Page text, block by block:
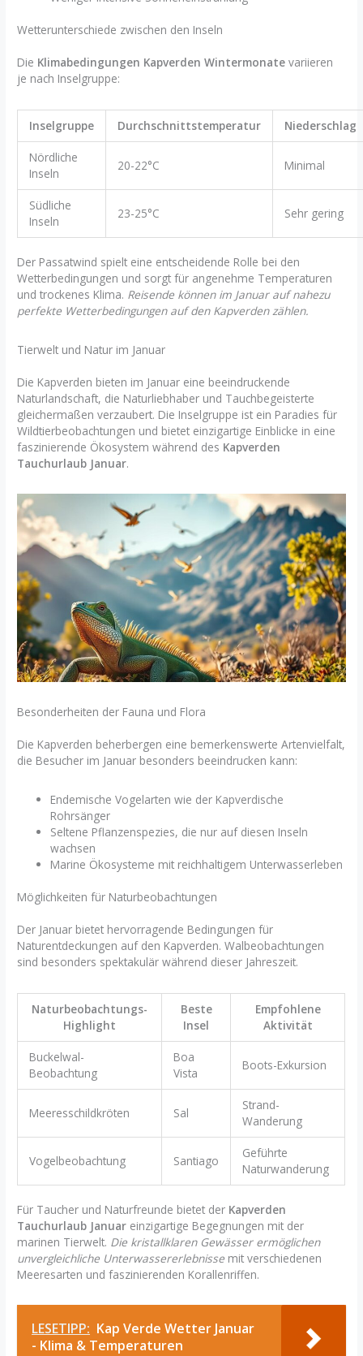
Wetterunterschiede zwischen den Inseln
Die Klimabedingungen Kapverden Wintermonate variieren
je nach Inselgruppe:
Inselgruppe Durchschnittstemperatur Niederschlag
Nördliche
Inseln
20-22°C Minimal
Südliche
Inseln
23-25°C Sehr gering
Der Passatwind spielt eine entscheidende Rolle bei den
Wetterbedingungen und sorgt für angenehme Temperaturen
und trockenes Klima. Reisende können im Januar auf nahezu
perfekte Wetterbedingungen auf den Kapverden zählen.
Tierwelt und Natur im Januar
Die Kapverden bieten im Januar eine beeindruckende
Naturlandschaft, die Naturliebhaber und Tauchbegeisterte
gleichermaßen verzaubert. Die Inselgruppe ist ein Paradies für
Wildtierbeobachtungen und bietet einzigartige Einblicke in eine
faszinierende Ökosystem während des Kapverden
Tauchurlaub Januar.
Besonderheiten der Fauna und Flora
Die Kapverden beherbergen eine bemerkenswerte Artenvielfalt,
die Besucher im Januar besonders beeindrucken kann:
Endemische Vogelarten wie der Kapverdische
Rohrsänger
Seltene Pflanzenspezies, die nur auf diesen Inseln
wachsen
Marine Ökosysteme mit reichhaltigem Unterwasserleben
Möglichkeiten für Naturbeobachtungen
Der Januar bietet hervorragende Bedingungen für
Naturentdeckungen auf den Kapverden. Walbeobachtungen
sind besonders spektakulär während dieser Jahreszeit.
Naturbeobachtungs-
Highlight
Beste
Insel
Empfohlene
Aktivität
Buckelwal-
Beobachtung
Boa
Vista
Boots-Exkursion
Meeresschildkröten Sal
Strand-
Wanderung
Vogelbeobachtung Santiago
Geführte
Naturwanderung
Für Taucher und Naturfreunde bietet der Kapverden
Tauchurlaub Januar einzigartige Begegnungen mit der
marinen Tierwelt. Die kristallklaren Gewässer ermöglichen
unvergleichliche Unterwassererlebnisse mit verschiedenen
Meeresarten und faszinierenden Korallenriffen.
LESETIPP: Kap Verde Wetter Januar
- Klima & Temperaturen